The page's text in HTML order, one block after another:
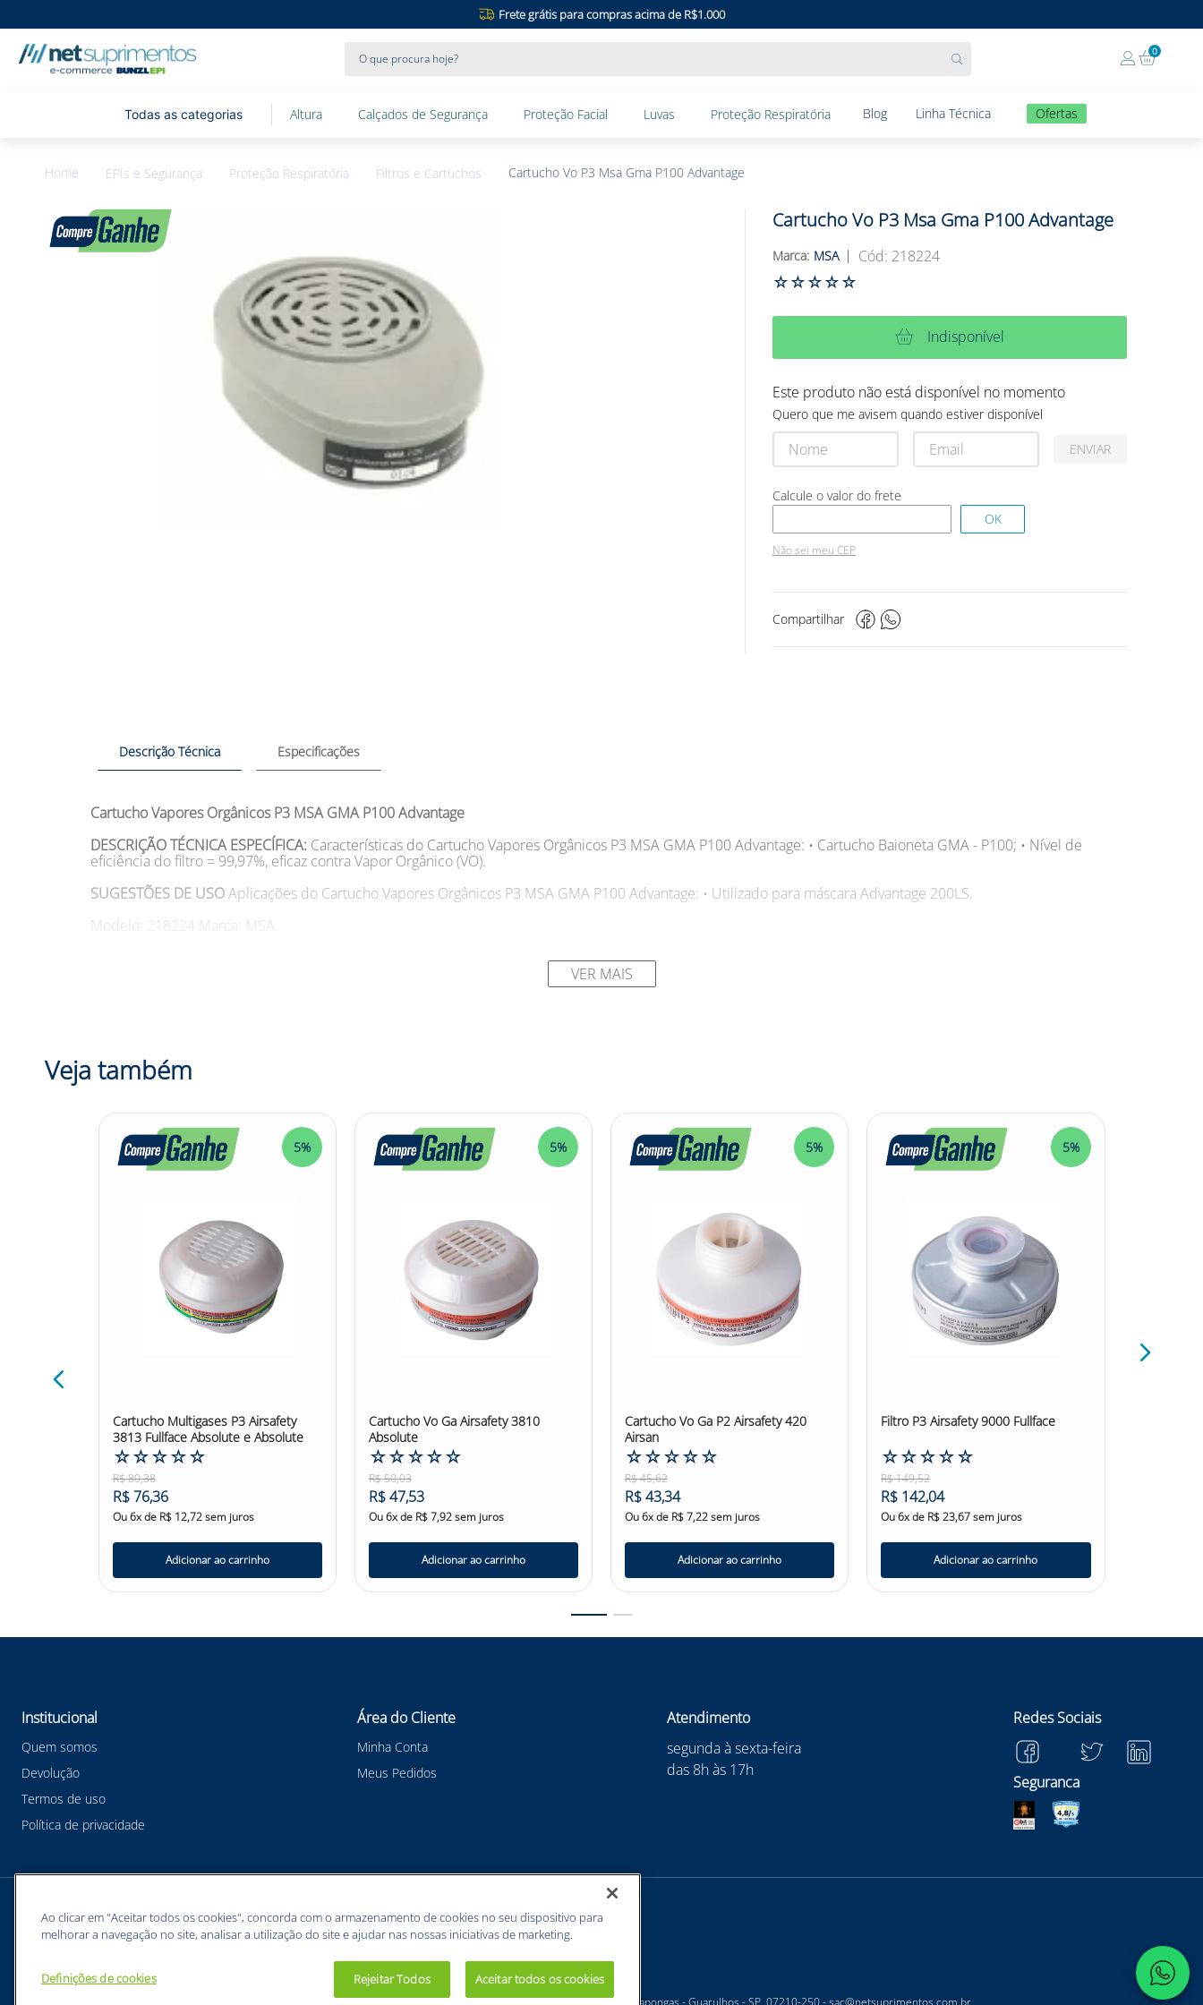
Frete grátis para compras acima de R$1.000
0
Altura Calçados de Segurança Proteção Facial Luvas Proteção Respiratória Blog Linha Técnica Ofertas
EPIs e Segurança Proteção Respiratória Filtros e Cartuchos Cartucho Vo P3 Msa Gma P100 Advantage
Cartucho Vo P3 Msa Gma P100 Advantage
MSA : 218224
☆☆☆☆☆
Indisponível
Este produto não está disponível no momento
Quero que me avisem quando estiver disponível
ENVIAR
Não sei meu CEP
Compartilhar
Descrição Técnica Especificações
Cartucho Vapores Orgânicos P3 MSA GMA P100 Advantage
DESCRIÇÃO TÉCNICA ESPECÍFICA: Características do Cartucho Vapores Orgânicos P3 MSA GMA P100 Advantage: • Cartucho Baioneta GMA - P100; • Nível de
eficiência do filtro = 99,97%, eficaz contra Vapor Orgânico (VO).
SUGESTÕES DE USOAplicações do Cartucho Vapores Orgânicos P3 MSA GMA P100 Advantage: • Utilizado para máscara Advantage 200LS.
Modelo: 218224 Marca: MSA
Você está cansado de lidar com vapores orgânicos que atrapalham sua produtividade e sua saúde? Nós entendemos a sua dor! E
temos a solução ideal para você: o Cartucho Vapores Orgânicos P3 MSA GMA P100 Advantage. Esse cartucho baioneta possui nível de eficiência de filtro de
99,97% e é eficaz contra vapores orgânicos (VO). Ou seja, ele filtra praticamente todas as partículas nocivas presentes no ar, garantindo a sua segurança e bem-
em um produto de qualidade superior. Proteja-se e trabalhe com mais tranquilidade!
VER MAIS
Veja também
5%
Cartucho Multigases P3 Airsafety
3813 Fullface Absolute e Absolute
☆☆☆☆☆
R$80,38
R$ 76,36
Ou6x de R$ 12,72sem juros
Adicionar ao carrinho
5%
Cartucho Vo Ga Airsafety 3810
Absolute
☆☆☆☆☆
R$50,03
R$47,53
Ou6x de R$7,92sem juros
Adicionar ao carrinho
5%
Cartucho Vo Ga P2 Airsafety 420
Airsan
☆☆☆☆☆
R$45,62
R$43,34
Ou6x de R$7,22sem juros
Adicionar ao carrinho
5%
Filtro P3 Airsafety 9000 Fullface
☆☆☆☆☆
R$149,52
R$ 142,04
Ou6x de R$23,67sem juros
Adicionar ao carrinho
Institucional
Quem somos
Devolução
Termos de uso
Política de privacidade
Área do Cliente
Minha Conta
Meus Pedidos
Atendimento
segunda à sexta-feira
das 8h às 17h
Redes Sociais
Seguranca
Meios de pagamentos
BUNZL EQUIPAMENTOS PARA PROTEÇÃO INDIVIDUAL. - CNPJ: 43.854.777/0001-26 - Estrada Velha Guarulhos, 5135 - Jardim Arapongas - Guarulhos - SP, 07210-250 -sac@netsuprimentos.com.br
Ao clicar em "Aceitar todos os cookies", concorda com o armazenamento de cookies no seu dispositivo para
melhorar a navegação no site, analisar a utilização do site e ajudar nas nossas iniciativas de marketing.
Definições de cookies Rejeitar Todos Aceitar todos os cookies